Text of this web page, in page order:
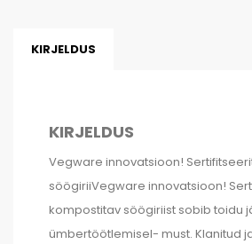
KIRJELDUS
KIRJELDUS
Vegware innovatsioon!
söögiriiVegware innovatsioon!
kompostitav söögiriist sobib toidu
ümbertöötlemisel- must. Klanitud